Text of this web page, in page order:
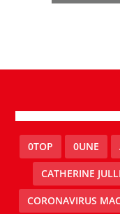
0TOP 0UNE
CATHERINE
CORONAVIRUS